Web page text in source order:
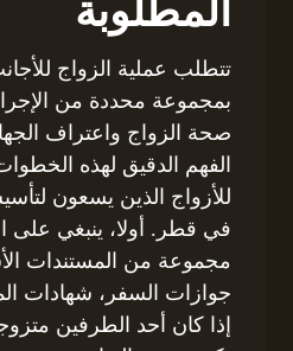
المطلوبة
تتطلب عملية الزواج
بمجموعة محددة من
صحة الزواج واعتراف
الفهم الدقيق لهذه الخطوات
للأزواج الذين يسعون
في قطر. أولا، ينبغي على
مجموعة من المستندات
جوازات السفر، شهادات
إذا كان أحد الطرفين